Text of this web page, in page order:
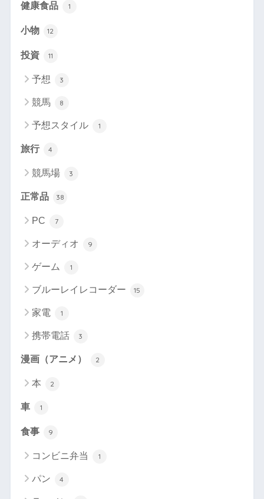
健康食品 1
小物 12
投資 11
予想 3
競馬 8
予想スタイル 1
旅行 4
競馬場 3
正常品 38
PC 7
オーディオ 9
ゲーム 1
ブルーレイレコーダー 15
家電 1
携帯電話 3
漫画（アニメ） 2
本 2
車 1
食事 9
コンビニ弁当 1
パン 4